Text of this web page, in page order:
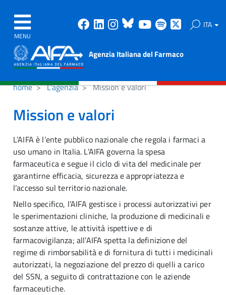
MENU
Facebook
Linkedin
Instagram
Bluesky
Youtube
Spotify ITA
Agenzia Italiana del Farmaco
home L'agenzia Mission e valori
Mission e valori
L’AIFA è l’ente pubblico nazionale che regola i farmaci a
uso umano in Italia. L’AIFA governa la spesa
farmaceutica e segue il ciclo di vita del medicinale per
garantirne efficacia, sicurezza e appropriatezza e
l’accesso sul territorio nazionale.
Nello specifico, l’AIFA gestisce i processi autorizzativi per
le sperimentazioni cliniche, la produzione di medicinali e
sostanze attive, le attività ispettive e di
farmacovigilanza; all’AIFA spetta la definizione del
regime di rimborsabilità e di fornitura di tutti i medicinali
autorizzati, la negoziazione del prezzo di quelli a carico
del SSN, a seguito di contrattazione con le aziende
farmaceutiche.